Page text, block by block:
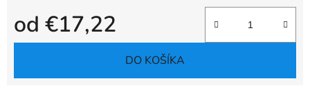
od €17,22
Jednotková cena:
DO KOŠÍKA